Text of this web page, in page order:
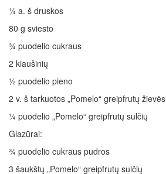
¼ a. š druskos
80 g sviesto
¾ puodelio cukraus
2 kiaušinių
½ puodelio pieno
2 v. š tarkuotos „Pomelo“ greipfrutų žievės
¼ puodelio „Pomelo“ greipfrutų sulčių
Glazūrai:
¾ puodelio cukraus pudros
3 šaukštų „Pomelo“ greipfrutų sulčių